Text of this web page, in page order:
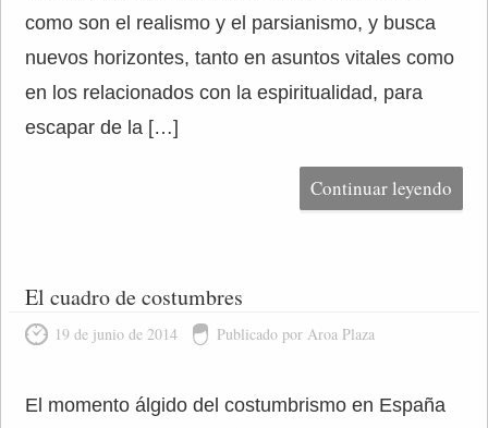
como son el realismo y el parsianismo, y busca
nuevos horizontes, tanto en asuntos vitales como
en los relacionados con la espiritualidad, para
escapar de la […]
Continuar leyendo
El cuadro de costumbres
19 de junio de 2014 Publicado por Aroa Plaza
El momento álgido del costumbrismo en España